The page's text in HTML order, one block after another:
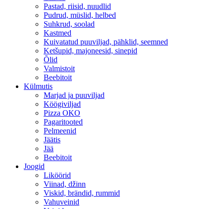
Pastad, riisid, nuudlid
Pudrud, müslid, helbed
Suhkrud, soolad
Kastmed
Kuivatatud puuviljad, pähklid, seemned
Ketšupid, majoneesid, sinepid
Õlid
Valmistoit
Beebitoit
Külmutis
Marjad ja puuviljad
Köögiviljad
Pizza OKO
Pagaritooted
Pelmeenid
Jäätis
Jää
Beebitoit
Joogid
Liköörid
Viinad, džinn
Viskid, brändid, rummid
Vahuveinid